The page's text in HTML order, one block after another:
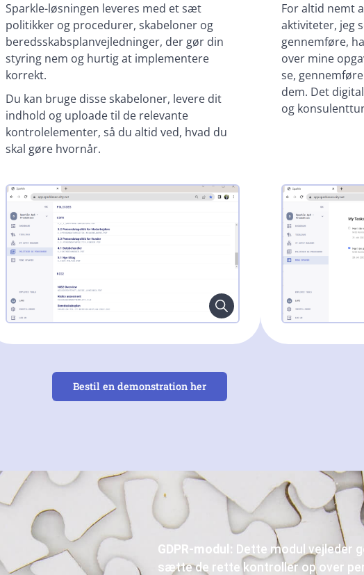
Sparkle-løsningen leveres med et sæt
politikker og procedurer, skabeloner og
beredsskabsplanvejledninger, der gør din
styring nem og hurtig at implementere
korrekt.
Du kan bruge disse skabeloner, levere dit
indhold og uploade til de relevante
kontrolelementer, så du altid ved, hvad du
skal gøre hvornår.
For altid nemt
aktiviteter, jeg
gennemføre,
over mine
se,
dem. Det
og
Bestil en demonstration her
GDPR-modul: Dette modul vejleder
sætte de rette kontroller op over